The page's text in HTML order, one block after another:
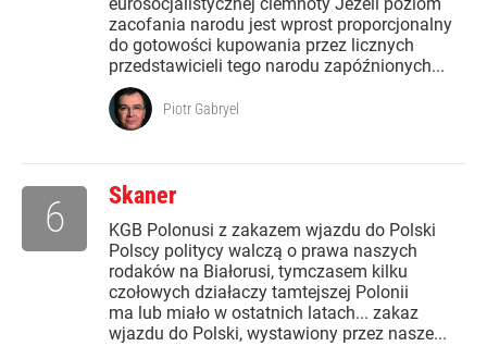
zacofania narodu jest wprost proporcjonalny
do gotowości kupowania przez licznych
przedstawicieli tego narodu zapóźnionych...
Piotr Gabryel
Skaner
KGB Polonusi z zakazem wjazdu do Polski
Polscy politycy walczą o prawa naszych
rodaków na Białorusi, tymczasem kilku
czołowych działaczy tamtejszej Polonii
ma lub miało w ostatnich latach... zakaz
wjazdu do Polski, wystawiony przez nasze...
6